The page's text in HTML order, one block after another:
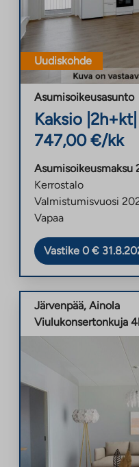
Uudiskohde
Asumisoikeusasunto
Kaksio 2h+kt|
747,00 €/kk
Asumisoikeusmaksu
Kerrostalo
Valmistumisvuosi
Vapaa
Vastike 0 €
Järvenpää, Ainola
Viulukonsertonkuja